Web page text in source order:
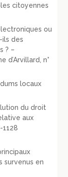
citoyennes
ou
ils des
? –
d’Arvillard, n°
locaux
du droit
aux
1128
survenus en